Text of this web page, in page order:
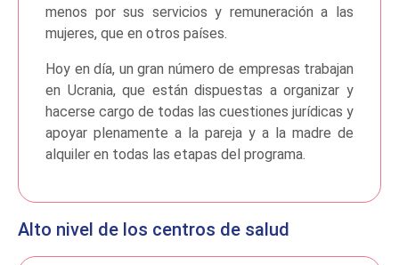
menos por sus servicios y remuneración a las
mujeres, que en otros países.
Hoy en día, un gran número de empresas trabajan
en Ucrania, que están dispuestas a organizar y
hacerse cargo de todas las cuestiones jurídicas y
apoyar plenamente a la pareja y a la madre de
alquiler en todas las etapas del programa.
Alto nivel de los centros de salud